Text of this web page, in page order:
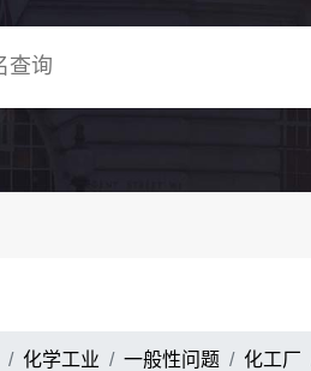
化学工业 一般性问题 化工厂